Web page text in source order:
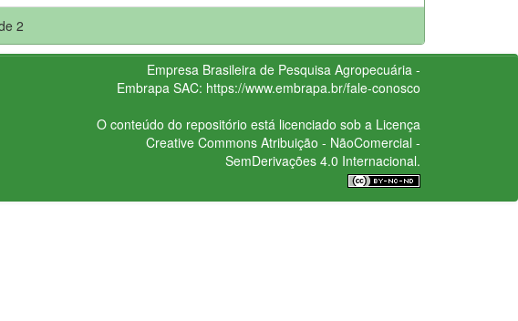
2
Empresa Brasileira de Pesquisa Agropecuária -
Embrapa SAC: https://www.embrapa.br/fale-conosco
O conteúdo do repositório está licenciado sob a Licença
Creative CommonsAtribuição - NãoComercial -
SemDerivações 4.0 Internacional.